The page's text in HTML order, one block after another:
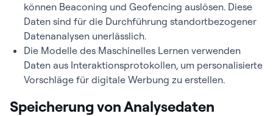
können Beaconing und Geofencing auslösen. Diese
Daten sind für die Durchführung standortbezogener
Datenanalysen unerlässlich.
Die Modelle des Maschinelles Lernen verwenden
Daten aus Interaktionsprotokollen, um personalisierte
Vorschläge für digitale Werbung zu erstellen.
Speicherung von Analysedaten